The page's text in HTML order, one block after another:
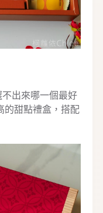
出來哪一個最好
的甜點禮盒，搭配